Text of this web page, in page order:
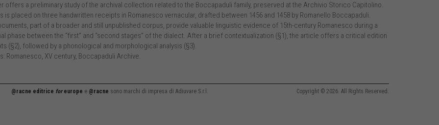
offers a preliminary study of the archival collection related to the Boccapaduli family, preserved at the Archivio Storico Capitolino.
is placed on three handwritten receipts in Romanesco vernacular, drafted between 1456 and 1458 by Romanello Boccapaduli.
part of a broader and still unpublished corpus, provide valuable linguistic evidence of 15th-century Romanesco during a
phase between the “first” and “second stages” of the dialect. After a brief contextualization (§1), the article offers a critical edition
(§2), followed by a phonological and morphological analysis (§3).
Romanesco, XV century, Boccapaduli Archive.
@racne editrice foreurope e @racne sono marchi di impresa di Adiuvare S.r.l. Copyright © 2026. All Rights Reserved.